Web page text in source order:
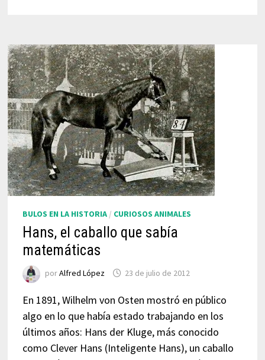
BULOS EN LA HISTORIA/ CURIOSOS ANIMALES
Hans, el caballo que sabía
matemáticas
porAlfred López 23 de julio de 2012
En 1891, Wilhelm von Osten mostró en público
algo en lo que había estado trabajando en los
últimos años: Hans der Kluge, más conocido
como Clever Hans (Inteligente Hans), un caballo